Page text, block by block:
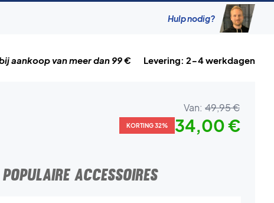
Hulp nodig?
aankoop van meer dan 99 € Levering: 2-4 werkdagen
Van: 49,95 €
KORTING 32% 34,00 €
POPULAIRE ACCESSOIRES